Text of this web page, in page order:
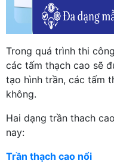
Trong quá trình thi
các tấm thạch cao sẽ
tạo hình trần, các tấm
không.
Hai dạng trần thach
nay:
Trần thạch cao nổi